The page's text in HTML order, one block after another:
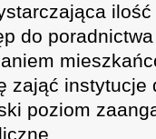
do
zająć instytucje
poziom